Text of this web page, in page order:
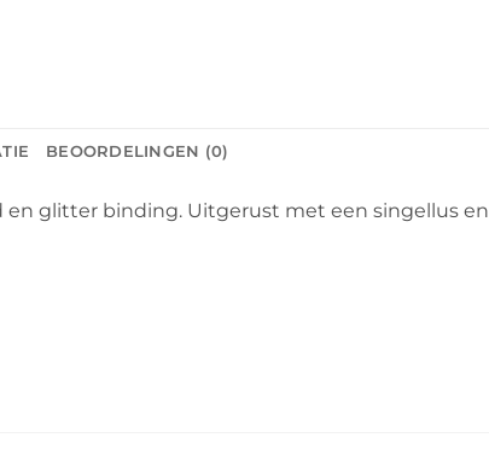
BEOORDELINGEN (0)
en glitter binding. Uitgerust met een singellus en